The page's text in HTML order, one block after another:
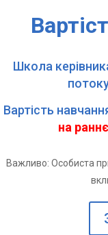
Школа
Вартість
на
Важливо: Особиста